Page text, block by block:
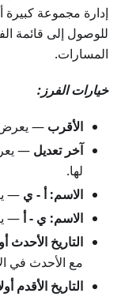
إدارة مجموعة
للوصول إلى قائمة
المسارات.
خيارات الفرز:
الأقرب — يعرض
آخر تعديل —
لها.
الاسم: أ - ي —
الاسم: ي - أ—
التاريخ الأحدث
مع الأحدث في
التاريخ الأقدم